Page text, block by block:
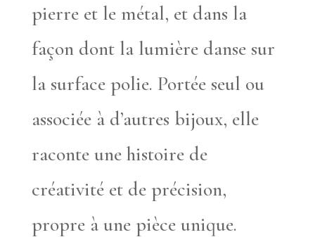
pierre et le métal, et dans la
façon dont la lumière danse sur
la surface polie. Portée seul ou
associée à d’autres bijoux, elle
raconte une histoire de
créativité et de précision,
propre à une pièce unique.